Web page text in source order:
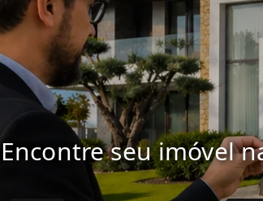
Encontre seu imóvel